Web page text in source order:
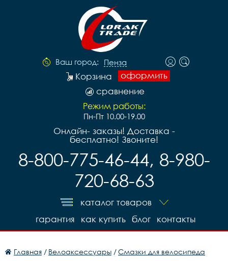
Ваш город: Пенза
оформить
Корзина
сравнение
Режим работы:
Пн-Пт 10.00-19.00
Онлайн- заказы! Доставка -
бесплатно! Звоните!
8-800-775-46-44, 8-980-
720-68-63
каталог товаров
контакты
блог
как купить
гарантия
Главная / Велоаксессуары /Смазки для велосипеда